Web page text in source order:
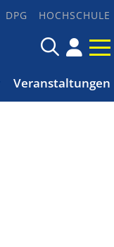
DPG HOCHSCHULE
Veranstaltungen